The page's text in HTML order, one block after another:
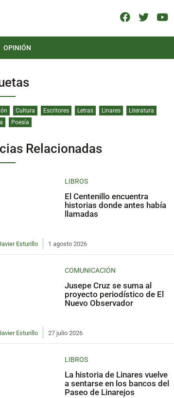
OPINIÓN
Cultura Escritores Letras Linares
Literatura
Poesía
Relacionadas
LIBROS
El Centenillo encuentra
historias donde antes había
llamadas
Esturillo 1 agosto 2026
COMUNICACIÓN
Jusepe Cruz se suma al
proyecto periodístico de El
Nuevo Observador
Esturillo 27 julio 2026
LIBROS
La historia de Linares vuelve
a sentarse en los bancos del
Paseo de Linarejos